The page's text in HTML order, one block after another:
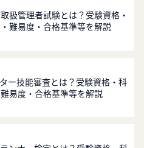
扱管理者試験とは？受験資格・
難易度・合格基準等を解説
ー技能審査とは？受験資格・科
易度・合格基準等を解説